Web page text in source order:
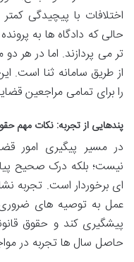
اختلافات با پیچیدگی
حالی که دادگاه ها به
تر می پردازند. اما در هر
از طریق سامانه ثنا است.
را برای تمامی مراجعین
پندهایی از تجربه: نکات مهم
در مسیر پیگیری امور
نیست؛ بلکه درک صحیح
ای برخوردار است. تجربه
عمل به توصیه های
پیشگیری کند و حقوق
حاصل سال ها تجربه در